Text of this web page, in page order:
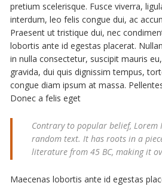
pretium scelerisque. Fusce viverra,
interdum, leo felis congue dui, ac
Praesent ut tristique dui, nec
lobortis ante id egestas placerat.
in nulla consectetur, suscipit mauris
gravida, dui quis dignissim tempus,
congue diam ipsum at massa.
Donec a felis eget
Contrary to popular belief, Lorem
random text. It has roots in a
literature from 45 BC, making it
Maecenas lobortis ante id egestas